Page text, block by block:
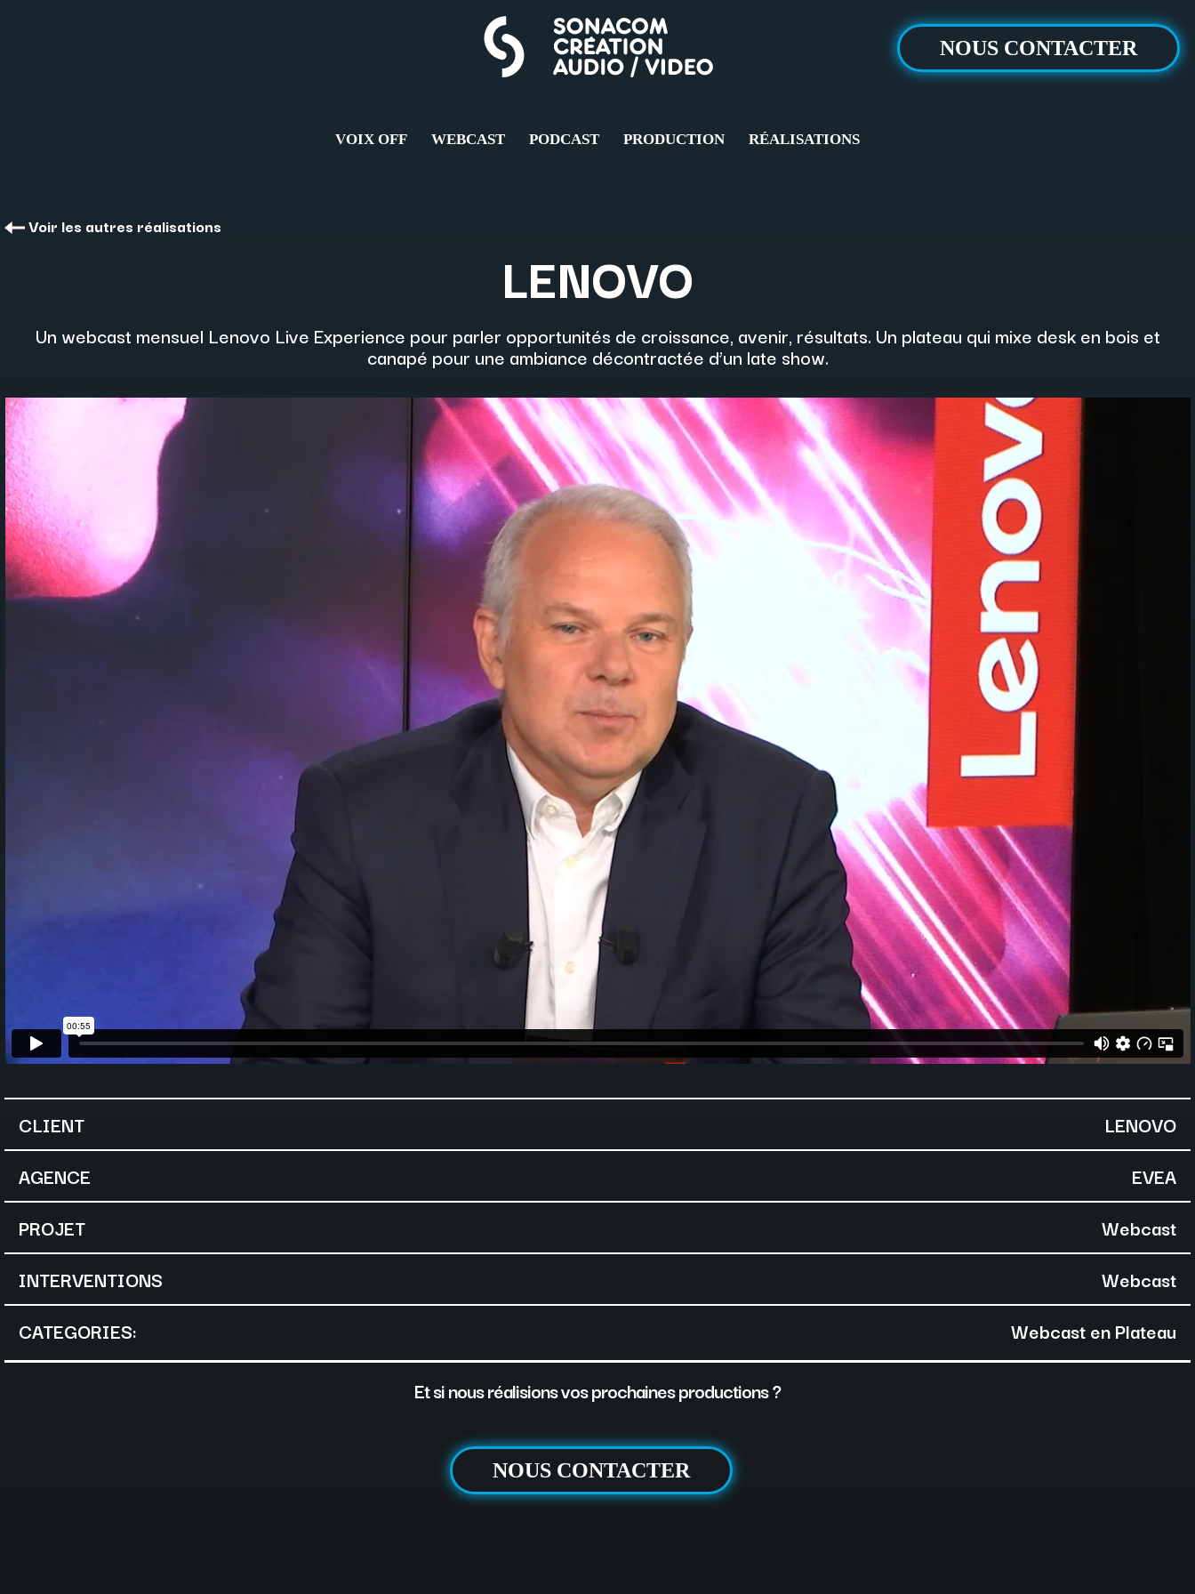
NOUS CONTACTER
VOIX OFF WEBCAST PODCAST PRODUCTION RÉALISATIONS
Voir les autres réalisations
LENOVO
Un webcast mensuel Lenovo Live Experience pour parler opportunités de croissance, avenir, résultats. Un plateau qui mixe desk en bois et
canapé pour une ambiance décontractée d’un late show.
CLIENT
LENOVO
AGENCE
EVEA
PROJET
Webcast
INTERVENTIONS
Webcast
CATEGORIES:
Webcast en Plateau
Et si nous réalisions vos prochaines productions ?
NOUS CONTACTER